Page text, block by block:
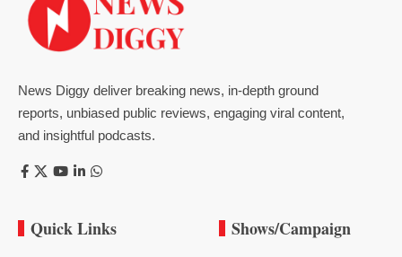
News Diggy deliver breaking news, in-depth ground
reports, unbiased public reviews, engaging viral content,
and insightful podcasts.
Quick Links Shows/Campaign